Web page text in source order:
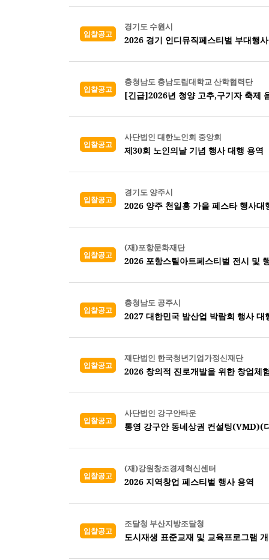
입찰공고
경기도 수원시
2026 경기 인디뮤직페스티벌 부대행
입찰공고
충청남도 충남도립대학교 산학협력단
[긴급]2026년 청양 고추,구기자 축제
입찰공고
사단법인 대한노인회 중앙회
제30회 노인의날 기념 행사 대행 용역
입찰공고
경기도 양주시
2026 양주 천일홍 가을 페스타 행사대
입찰공고
(재)포항문화재단
2026 포항스틸아트페스티벌 전시 및
입찰공고
충청남도 공주시
2027 대한민국 밤산업 박람회 행사 대
입찰공고
재단법인 한국청년기업가정신재단
2026 창의적 진로개발을 위한 창업체
입찰공고
사단법인 강구안타운
통영 강구안 동네상권 컨설팅(VMD)(
입찰공고
(재)강원창조경제혁신센터
2026 지역창업 페스티벌 행사 용역
입찰공고
조달청 부산지방조달청
도시재생 표준교재 및 교육프로그램